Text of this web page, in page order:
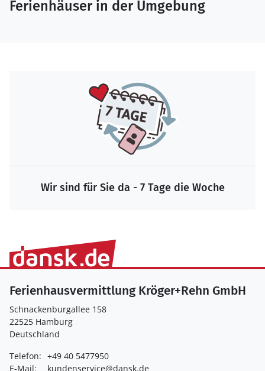
Ferienhäuser in der Umgebung
Wir sind für Sie da - 7 Tage die Woche
Ferienhausvermittlung Kröger+Rehn GmbH
Schnackenburgallee 158
22525 Hamburg
Deutschland
Telefon: +49 40 5477950
E-Mail:
kundenservice@dansk.de